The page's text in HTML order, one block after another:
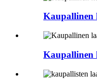
Kaupallinen
Kaupallinen